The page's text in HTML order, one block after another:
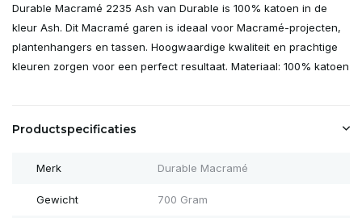
Durable Macramé 2235 Ash van Durable is 100% katoen in de
kleur Ash. Dit Macramé garen is ideaal voor Macramé-projecten,
plantenhangers en tassen. Hoogwaardige kwaliteit en prachtige
kleuren zorgen voor een perfect resultaat. Materiaal: 100% katoen
Productspecificaties
Merk Durable Macramé
Gewicht 700 Gram